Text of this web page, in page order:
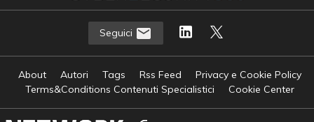
Seguici
About Autori Tags Rss Feed
Privacy e Cookie Policy
Terms&Conditions Contenuti Specialistici
Cookie Center